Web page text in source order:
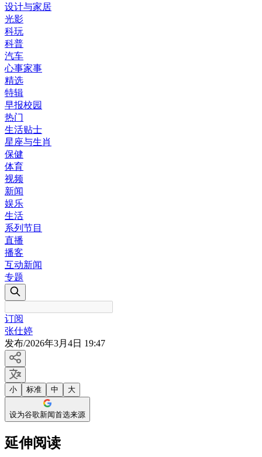
设计与家居
光影
科玩
科普
汽车
心事家事
精选
特辑
早报校园
热门
生活贴士
星座与生肖
保健
体育
视频
新闻
娱乐
生活
系列节目
直播
播客
互动新闻
专题
订阅
张仕婷
发布/2026年3月4日 19:47
小 标准 中 大
设为谷歌新闻首选来源
延伸阅读